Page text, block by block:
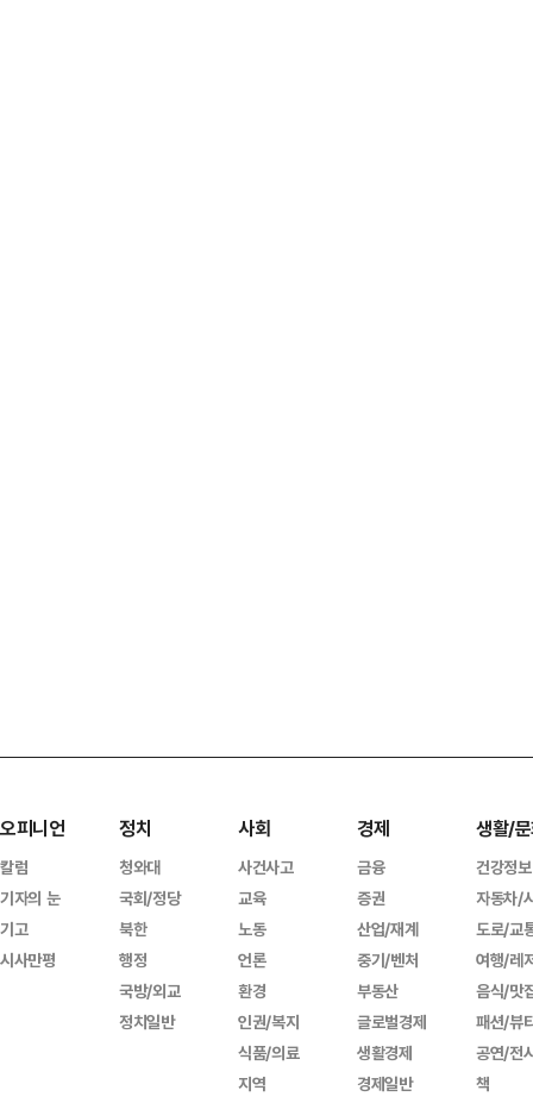
오피니언
칼럼
기자의 눈
기고
시사만평
정치
청와대
국회/정당
북한
행정
국방/외교
정치일반
사회
사건사고
교육
노동
언론
환경
인권/복지
식품/의료
지역
경제
금융
증권
산업/재계
중기/벤처
부동산
글로벌경제
생활경제
경제일반
생활/
건강정보
자동차/
도로/교
여행/레
음식/맛
패션/뷰
공연/전
책